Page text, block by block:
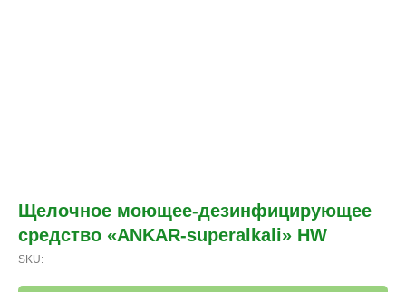
Щелочное моющее-дезинфицирующее
средство «ANKAR-superalkali» HW
SKU: